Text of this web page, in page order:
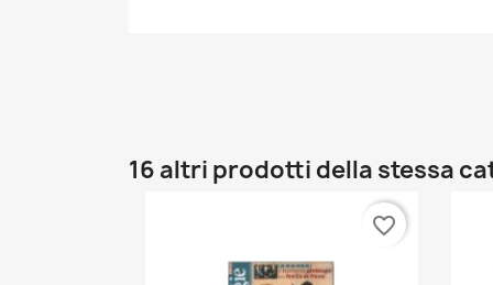
16 altri prodotti della stessa
favorite_border